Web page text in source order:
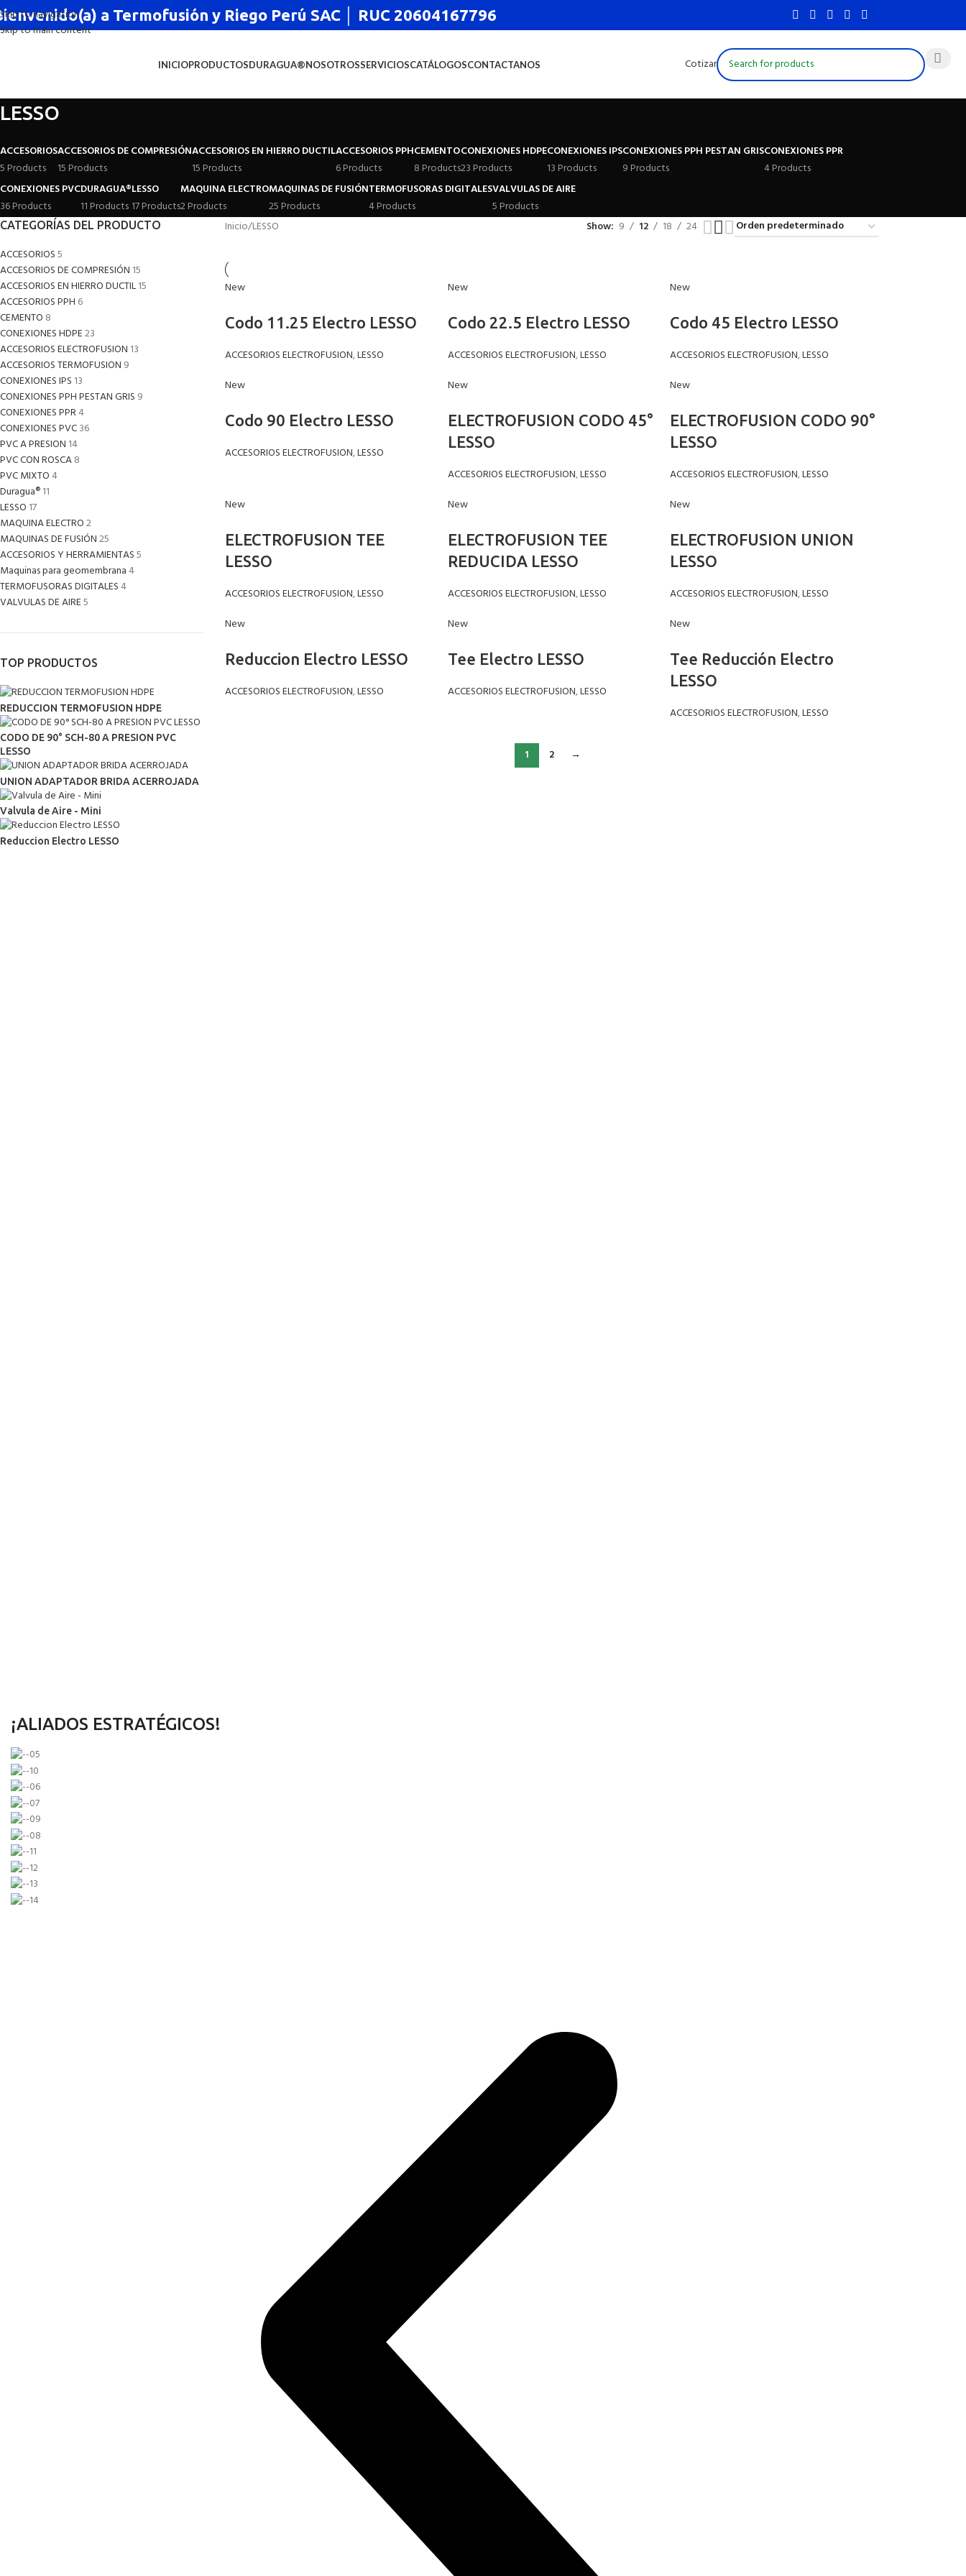
Skip to navigation
Skip to main content
a Termofusión y Riego Perú SAC │ RUC 20604167796
INICIOPRODUCTOSDURAGUA®NOSOTROSSERVICIOSCATÁLOGOSCONTACTANOS Cotizar
LESSO
ACCESORIOS
5 Products
ACCESORIOS DE COMPRESIÓN
15 Products
ACCESORIOS EN HIERRO DUCTIL
15 Products
ACCESORIOS PPH
6 Products
CEMENTO
8 Products
CONEXIONES HDPE
23 Products
CONEXIONES IPS
13 Products
CONEXIONES PPH PESTAN GRIS
9 Products
CONEXIONES PPR
4 Products
CONEXIONES PVC
36 Products
DURAGUA®
11 Products
LESSO
17 Products
MAQUINA ELECTRO
2 Products
MAQUINAS DE FUSIÓN
25 Products
TERMOFUSORAS DIGITALES
4 Products
VALVULAS DE AIRE
5 Products
CATEGORÍAS DEL PRODUCTO
ACCESORIOS5
ACCESORIOS DE COMPRESIÓN 15
ACCESORIOS EN HIERRO DUCTIL15
ACCESORIOS PPH 6
CEMENTO 8
CONEXIONES HDPE23
ACCESORIOS ELECTROFUSION 13
ACCESORIOS TERMOFUSION 9
CONEXIONES IPS 13
CONEXIONES PPH PESTAN GRIS 9
CONEXIONES PPR4
CONEXIONES PVC36
PVC A PRESION 14
PVC CON ROSCA8
PVC MIXTO 4
Duragua®11
LESSO 17
MAQUINA ELECTRO2
MAQUINAS DE FUSIÓN25
ACCESORIOS Y HERRAMIENTAS5
Maquinas para geomembrana 4
TERMOFUSORAS DIGITALES 4
VALVULAS DE AIRE5
TOP PRODUCTOS
REDUCCION TERMOFUSION HDPE
CODO DE 90° SCH-80 A PRESION PVC
LESSO
UNION ADAPTADOR BRIDA ACERROJADA
Valvula de Aire - Mini
Reduccion Electro LESSO
Inicio LESSO Show 9 12 18 24
New
Codo 11.25 Electro LESSO
ACCESORIOS ELECTROFUSION,LESSO
New
Codo 22.5 Electro LESSO
ACCESORIOS ELECTROFUSION,LESSO
New
Codo 45 Electro LESSO
ACCESORIOS ELECTROFUSION,LESSO
New
Codo 90 Electro LESSO
ACCESORIOS ELECTROFUSION,LESSO
New
ELECTROFUSION CODO 45°
LESSO
ACCESORIOS ELECTROFUSION,LESSO
New
ELECTROFUSION CODO 90°
LESSO
ACCESORIOS ELECTROFUSION,LESSO
New
ELECTROFUSION TEE
LESSO
ACCESORIOS ELECTROFUSION,LESSO
New
ELECTROFUSION TEE
REDUCIDA LESSO
ACCESORIOS ELECTROFUSION,LESSO
New
ELECTROFUSION UNION
LESSO
ACCESORIOS ELECTROFUSION,LESSO
New
Reduccion Electro LESSO
ACCESORIOS ELECTROFUSION,LESSO
New
Tee Electro LESSO
ACCESORIOS ELECTROFUSION,LESSO
New
Tee Reducción Electro
LESSO
ACCESORIOS ELECTROFUSION,LESSO
1 2 →
¡ALIADOS ESTRATÉGICOS!